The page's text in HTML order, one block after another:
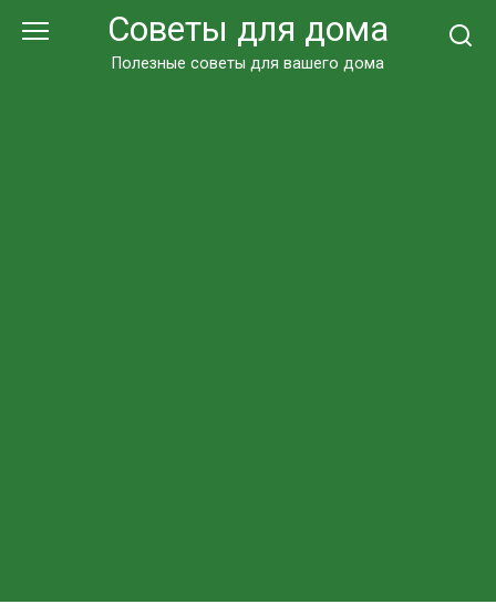
Советы для дома
Полезные советы для вашего дома